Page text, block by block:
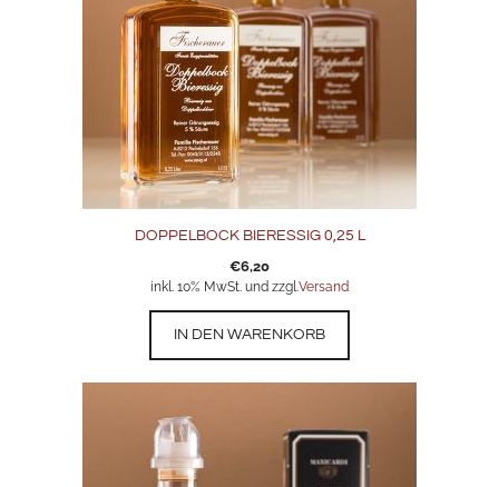
DOPPELBOCK BIERESSIG 0,25 L
€6,20
inkl. 10% MwSt. und zzgl.Versand
IN DEN WARENKORB